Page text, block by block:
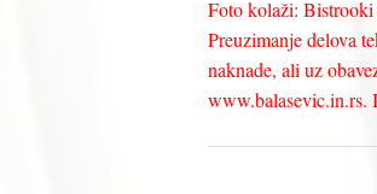
Foto kolaži:
Preuzimanje delova
naknade, ali uz
www.balasevic.in.rs.